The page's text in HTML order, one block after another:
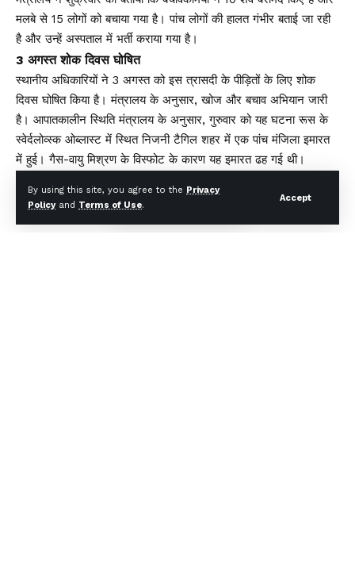
By using this site, you agree to the Privacy
Policyand Terms of Use.
Accept
मलबे से 15 लोगों को बचाया गया है। पांच लोगों की हालत गंभीर बताई जा रही
है और उन्हें अस्पताल में भर्ती कराया गया है।
3 अगस्त शोक दिवस घोषित
स्थानीय अधिकारियों ने 3 अगस्त को इस त्रासदी के पीड़ितों के लिए शोक
दिवस घोषित किया है। मंत्रालय के अनुसार, खोज और बचाव अभियान जारी
है। आपातकालीन स्थिति मंत्रालय के अनुसार, गुरुवार को यह घटना रूस के
स्वेर्दलोव्स्क ओब्लास्ट में स्थित निजनी टैगिल शहर में एक पांच मंजिला इमारत
में हुई। गैस-वायु मिश्रण के विस्फोट के कारण यह इमारत ढह गई थी।
You Might Also Like